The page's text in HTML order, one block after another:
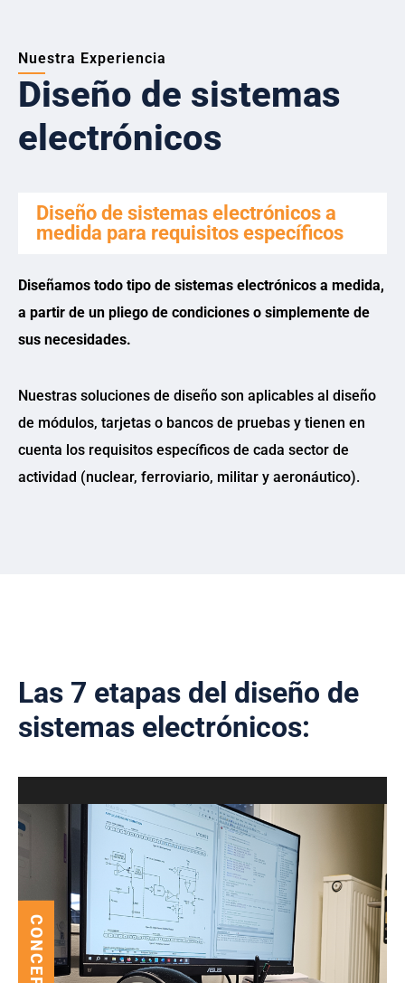
Nuestra Experiencia
Diseño de sistemas
electrónicos
Diseño de sistemas electrónicos a
medida para requisitos específicos
Diseñamos todo tipo de sistemas electrónicos a medida,
a partir de un pliego de condiciones o simplemente de
sus necesidades.
Nuestras soluciones de diseño son aplicables al diseño
de módulos, tarjetas o bancos de pruebas y tienen en
cuenta los requisitos específicos de cada sector de
actividad (nuclear, ferroviario, militar y aeronáutico).
Las 7 etapas del diseño de
sistemas electrónicos: